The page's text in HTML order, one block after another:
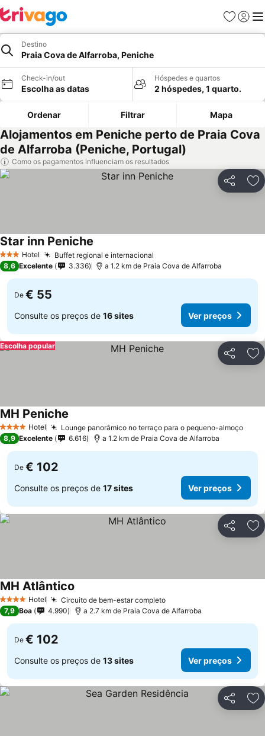
Favoritos
Iniciar
Destino
Praia Cova de Alfarroba, Peniche
Check-in/out
Escolha as datas
Hóspedes e quartos
2 hóspedes, 1 quarto.
Ordenar Filtrar Mapa
Alojamentos em Peniche perto de Praia Cova
de Alfarroba (Peniche, Portugal)
Como os pagamentos influenciam os resultados
Partilhar
3 EstrelasHotel Buffet regional e internacional
Star inn Peniche
8,6 Excelente 3.336 a 1.2 km de Praia Cova de Alfarroba
De € 55
Consulte os preços de 16 sites Ver preços
Partilhar
Escolha popular
4 EstrelasHotel Lounge panorâmico no terraço para o pequeno-almoçoVer
MH Peniche
8,9 Excelente 6.616 a 1.2 km de Praia Cova de Alfarroba
De € 102
Consulte os preços de 17 sites Ver preços
Partilhar
4 EstrelasHotel Circuito de bem-estar completoVer preços
MH Atlântico
7,9 Boa 4.990 a 2.7 km de Praia Cova de Alfarroba
De € 102
Consulte os preços de 13 sites Ver preços
Partilhar